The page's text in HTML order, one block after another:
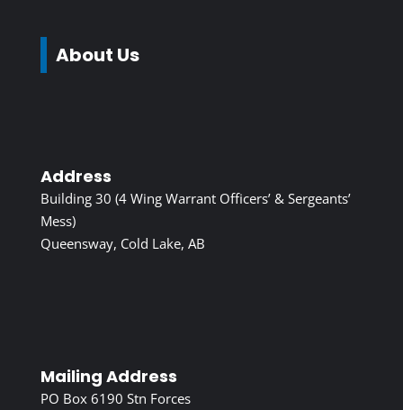
About Us
Address
Building 30 (4 Wing Warrant Officers’ & Sergeants’
Mess)
Queensway, Cold Lake, AB
Mailing Address
PO Box 6190 Stn Forces